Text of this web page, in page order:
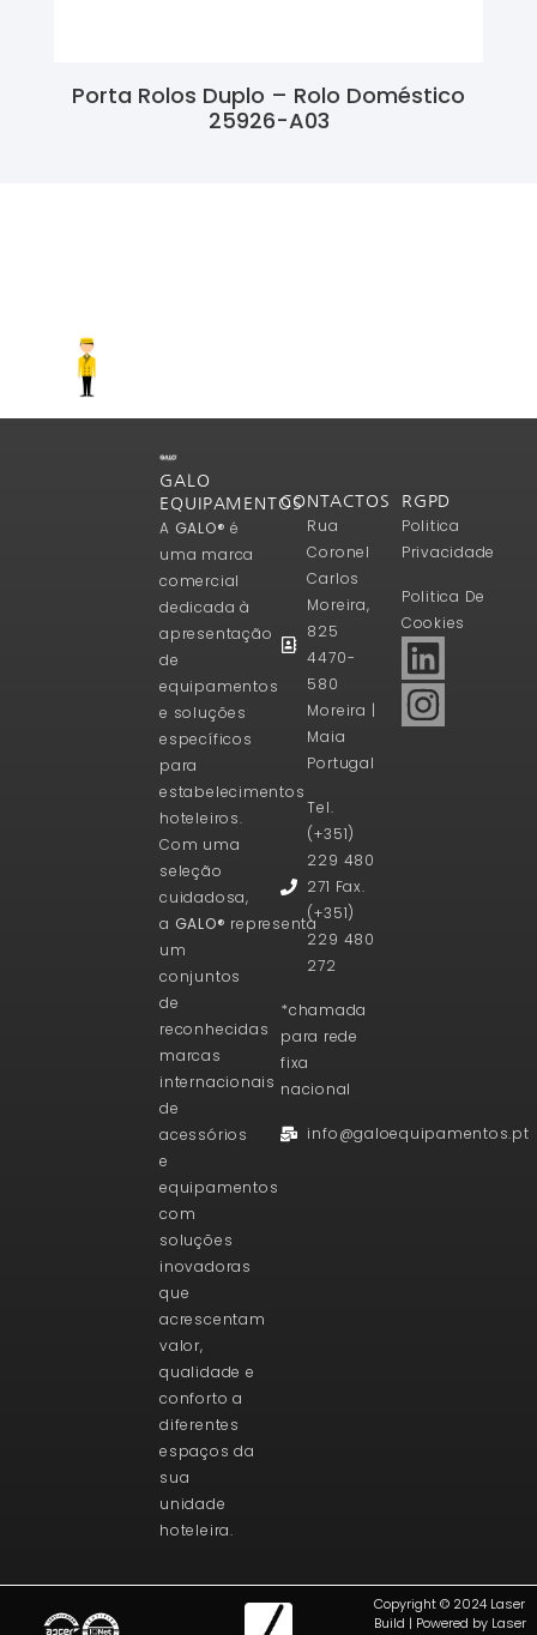
Porta Rolos Duplo – Rolo Doméstico
25926-A03
GALO
EQUIPAMENTOS
A GALO® é
uma marca
comercial
dedicada à
apresentação
de
equipamentos
e soluções
específicos
para
estabelecimentos
hoteleiros.
Com uma
seleção
cuidadosa,
a GALO® representa
um
conjuntos
de
reconhecidas
marcas
internacionais
de
acessórios
e
equipamentos
com
soluções
inovadoras
que
acrescentam
valor,
qualidade e
conforto a
diferentes
espaços da
sua
unidade
hoteleira.
CONTACTOS
Rua
Coronel
Carlos
Moreira,
825
4470-
580
Moreira |
Maia
Portugal
Tel.
(+351)
229 480
271 Fax.
(+351)
229 480
272
*chamada
para rede
fixa
nacional
info@galoequipamentos.pt
RGPD
Politica
Privacidade
Politica De
Cookies
Copyright © 2024 Laser
Build | Powered by Laser